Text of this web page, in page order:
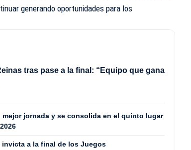
generando oportunidades para los
tras pase a la final: “Equipo que gana
jornada y se consolida en el quinto lugar
invicta a la final de los Juegos